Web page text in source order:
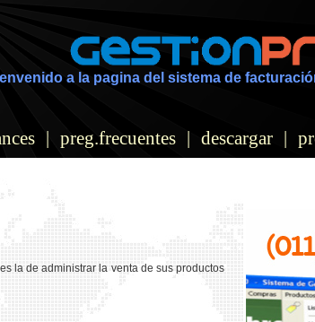
a la pagina del sistema de
| preg.frecuentes| descargar|
la de administrar la venta de sus productos